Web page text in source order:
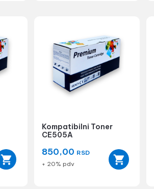
Kompatibilni Toner
CE505A
850,00 RSD
+ 20% pdv